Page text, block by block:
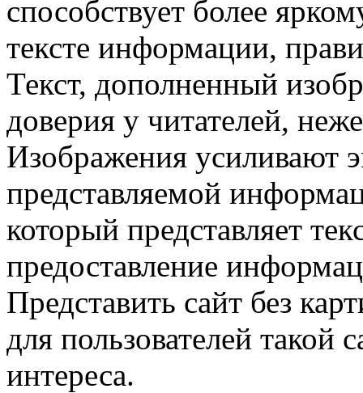
способствует более
тексте информации,
Текст, дополненный
доверия у читателей,
Изображения усиливают
представляемой
который представляет
предоставление
Представить сайт без
для пользователей такой
интереса.